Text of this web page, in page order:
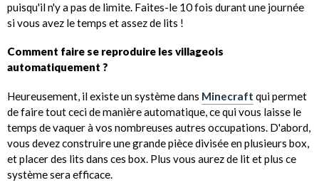
puisqu'il n'y a pas de limite. Faites-le 10 fois durant une journée
si vous avez le temps et assez de lits !
Comment faire se reproduire les villageois
automatiquement ?
Heureusement, il existe un système dans Minecraft qui permet
de faire tout ceci de manière automatique, ce qui vous laisse le
temps de vaquer à vos nombreuses autres occupations. D'abord,
vous devez construire une grande pièce divisée en plusieurs box,
et placer des lits dans ces box. Plus vous aurez de lit et plus ce
système sera efficace.